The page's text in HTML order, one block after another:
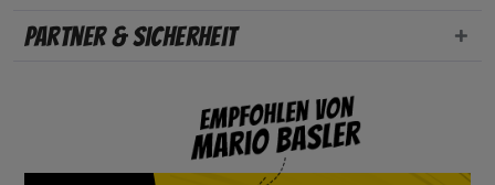
Partner & Sicherheit